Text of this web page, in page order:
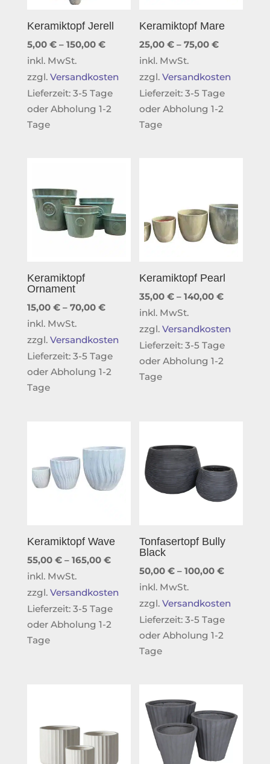
Keramiktopf Jerell
5,00 €– 150,00 €
inkl. MwSt.
zzgl. Versandkosten
Lieferzeit: 3-5 Tage
oder Abholung 1-2
Tage
Keramiktopf Mare
25,00€ –75,00€
inkl. MwSt.
zzgl.Versandkosten
Lieferzeit:3-5 Tage
oder Abholung 1-2
Tage
Keramiktopf
Ornament
15,00 €– 70,00 €
inkl. MwSt.
zzgl. Versandkosten
Lieferzeit: 3-5 Tage
oder Abholung 1-2
Tage
Keramiktopf Pearl
35,00€ –140,00€
inkl. MwSt.
zzgl.Versandkosten
Lieferzeit:3-5 Tage
oder Abholung 1-2
Tage
Keramiktopf Wave
55,00 €– 165,00 €
inkl. MwSt.
zzgl. Versandkosten
Lieferzeit: 3-5 Tage
oder Abholung 1-2
Tage
Tonfasertopf Bully
Black
50,00€ –100,00€
inkl. MwSt.
zzgl.Versandkosten
Lieferzeit:3-5 Tage
oder Abholung 1-2
Tage